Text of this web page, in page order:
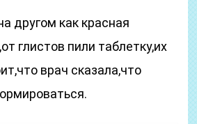
другом как красная
глистов пили таблетку,их
врач сказала,что